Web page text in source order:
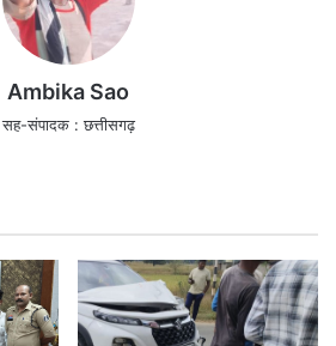
Ambika Sao
सह-संपादक : छत्तीसगढ़